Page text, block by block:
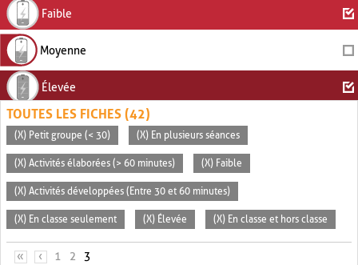
Faible
Moyenne
Élevée
TOUTES LES FICHES (42)
(X) Petit groupe (< 30) (X) En plusieurs séances
(X) Activités élaborées (> 60 minutes) (X) Faible
(X) Activités développées (Entre 30 et 60 minutes)
(X) En classe seulement (X) Élevée (X) En classe et hors classe
PAGES
« ‹ 1 2 3